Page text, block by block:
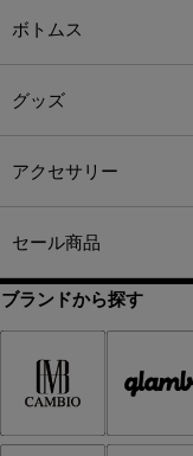
ボトムス
グッズ
アクセサリー
セール商品
ブランドから探す